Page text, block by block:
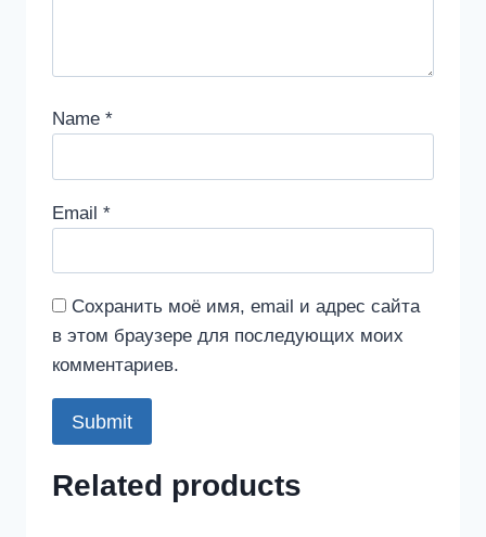
Name *
Email *
Сохранить моё имя, email и адрес сайта
в этом браузере для последующих моих
комментариев.
Related products